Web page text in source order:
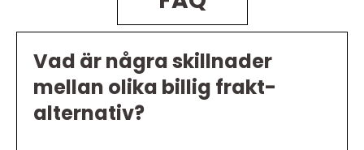
Vad är några skillnader
mellan olika billig frakt-
alternativ?